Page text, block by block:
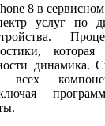
8 в
услуг по
которая
динамика.
всех